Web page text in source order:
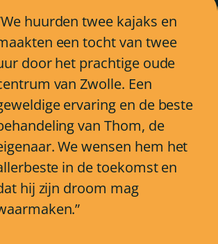
We huurden twee kajaks en
een tocht van twee
door het prachtige oude
van Zwolle. Een
ervaring en de beste
van Thom, de
We wensen hem het
in de toekomst en
hij zijn droom mag